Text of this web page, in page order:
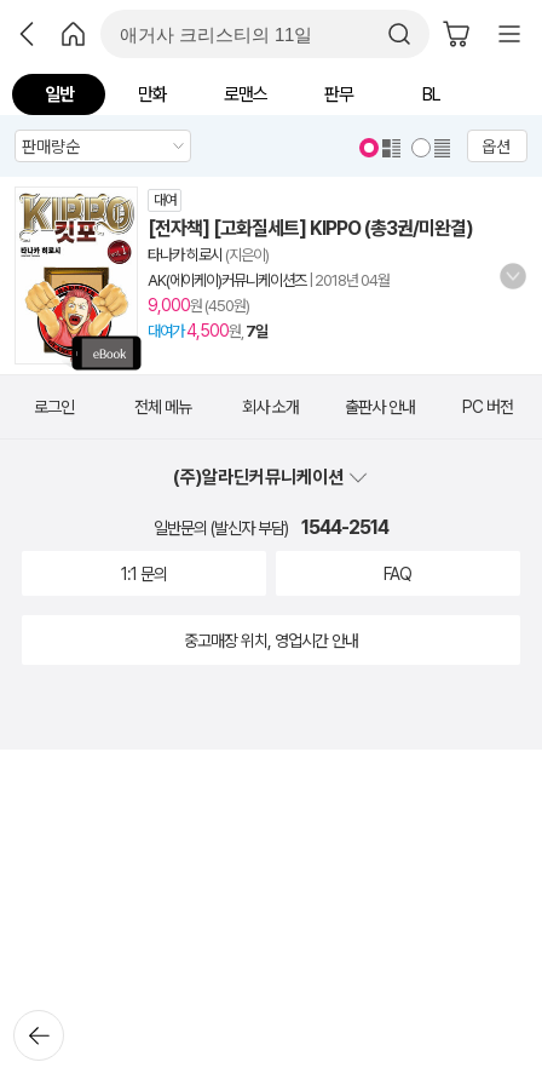
일반 만화 로맨스 판무 BL
옵션
대여
[전자책] [고화질세트] KIPPO (총3권/미완결)
타나카 히로시 (지은이)
AK(에이케이)커뮤니케이션즈| 2018년 04월
9,000원 (450원)
대여가4,500원, 7일
뒤로가
기
로그인 전체 메뉴 회사 소개 출판사 안내 PC 버전
(주)알라딘커뮤니케이션
일반문의 (발신자 부담) 1544-2514
1:1 문의 FAQ
중고매장 위치, 영업시간 안내